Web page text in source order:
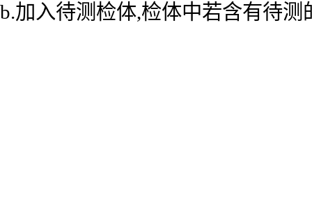
b.加入待测检体,检体中若含有待